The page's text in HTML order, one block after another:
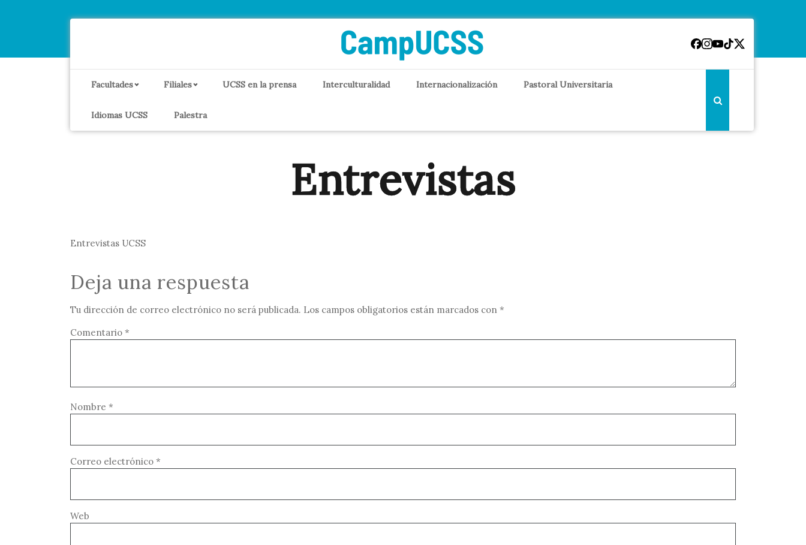
Facultades Filiales UCSS en la prensa Interculturalidad Internacionalización Pastoral Universitaria
Idiomas UCSS Palestra
Entrevistas
Entrevistas UCSS
Deja una respuesta
Tu dirección de correo electrónico no será publicada. Los campos obligatorios están marcados con *
Comentario *
Nombre *
Correo electrónico *
Web